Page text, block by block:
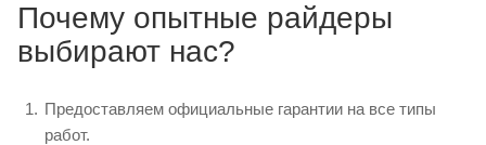
Почему опытные райдеры
выбирают нас?
Предоставляем официальные гарантии на все типы
работ.